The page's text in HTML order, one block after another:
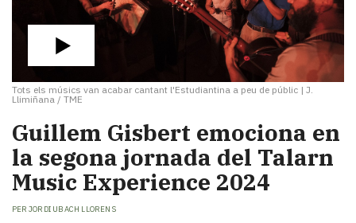
Tots els músics van acabar cantant l'Estudiantina a peu de públic | J.
Llimiñana / TME
Guillem Gisbert emociona en
la segona jornada del Talarn
Music Experience 2024
PER JORDI UBACH LLORENS